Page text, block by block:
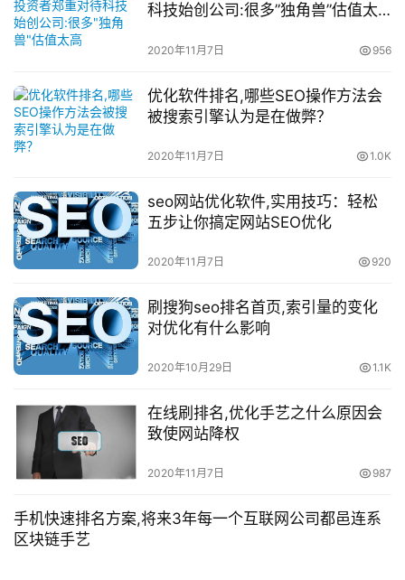
科技始创公司:很多”独角兽”估值太
2020年11月7日 956
优化软件排名,哪些SEO操作方法会
被搜索引擎认为是在做弊？
2020年11月7日 1.0K
seo网站优化软件,实用技巧：轻松
五步让你搞定网站SEO优化
2020年11月7日 920
刷搜狗seo排名首页,索引量的变化
对优化有什么影响
2020年10月29日 1.1K
在线刷排名,优化手艺之什么原因会
致使网站降权
2020年11月7日 987
手机快速排名方案,将来3年每一个互联网公司都邑连系
区块链手艺